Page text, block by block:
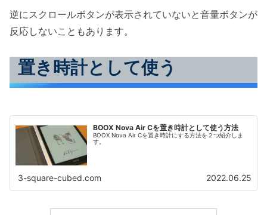
逆にスクロールボタンが表示されていないと音量ボタンが
反応しないこともあります。
置き時計として使う
BOOX Nova Air Cを置き時計として使う方法
BOOX Nova Air Cを置き時計にする方法を２つ紹介しま
す。
3-square-cubed.com 2022.06.25